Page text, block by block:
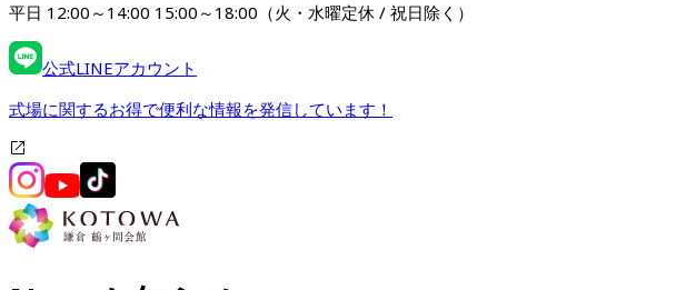
平日 12:00～14:00 15:00～18:00（火・水曜定休 / 祝日除く）
公式LINEアカウント
式場に関するお得で便利な情報を発信しています！